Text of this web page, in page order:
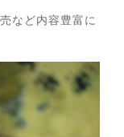
など内容豊富に